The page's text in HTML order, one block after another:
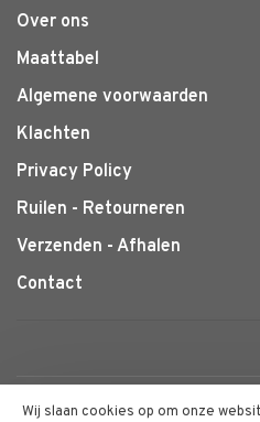
Over ons
Maattabel
Algemene voorwaarden
Klachten
Privacy Policy
Ruilen - Retourneren
Verzenden - Afhalen
Contact
© Copyright 2026 Klimtotaal.nl-
Wij slaan cookies op om onze